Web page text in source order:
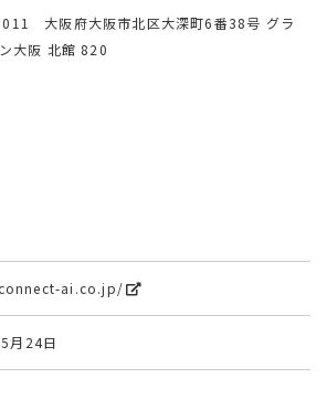
大阪府大阪市北区大深町6番38号 グラ
大阪 北館 820
ai.co.jp/
月24日